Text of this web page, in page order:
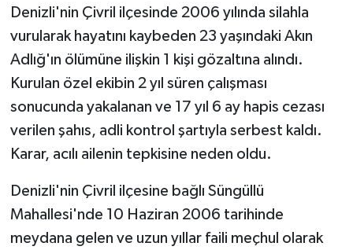
Denizli'nin Çivril ilçesinde 2006 yılında silahla
vurularak hayatını kaybeden 23 yaşındaki Akın
Adlığ'ın ölümüne ilişkin 1 kişi gözaltına alındı.
Kurulan özel ekibin 2 yıl süren çalışması
sonucunda yakalanan ve 17 yıl 6 ay hapis cezası
verilen şahıs, adli kontrol şartıyla serbest kaldı.
Karar, acılı ailenin tepkisine neden oldu.
Denizli'nin Çivril ilçesine bağlı Süngüllü
Mahallesi'nde 10 Haziran 2006 tarihinde
meydana gelen ve uzun yıllar faili meçhul olarak